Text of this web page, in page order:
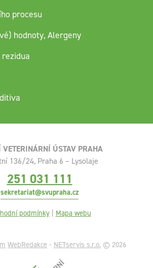
procesu
hodnoty, Alergeny
VETERINÁRNÍ ÚSTAV PRAHA
136/24, Praha 6 – Lysolaje
251 031 111
sekretariat@svupraha.cz
podmínky | Mapa webu
WebRedakce - NETservis s.r.o. © 2026